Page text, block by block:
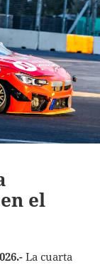
el
La cuarta